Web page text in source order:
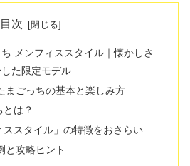
目次
メンフィススタイル｜懐かしさ
た限定モデル
まごっちの基本と楽しみ方
は？
ススタイル」の特徴をおさらい
と攻略ヒント